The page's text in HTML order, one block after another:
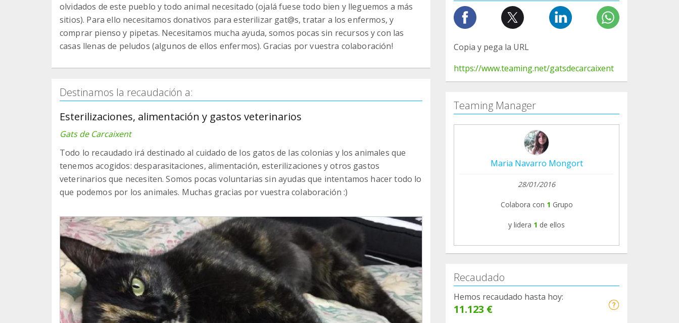
olvidados de este pueblo y todo animal necesitado (ojalá fuese todo bien y lleguemos a más
sitios). Para ello necesitamos donativos para esterilizar gat@s, tratar a los enfermos, y
comprar pienso y pipetas. Necesitamos mucha ayuda, somos pocas sin recursos y con las
casas llenas de peludos (algunos de ellos enfermos). Gracias por vuestra colaboración!
Destinamos la recaudación a:
Esterilizaciones, alimentación y gastos veterinarios
Gats de Carcaixent
Todo lo recaudado irá destinado al cuidado de los gatos de las colonias y los animales que
tenemos acogidos: desparasitaciones, alimentación, esterilizaciones y otros gastos
veterinarios que necesiten. Somos pocas voluntarias sin ayudas que intentamos hacer todo lo
que podemos por los animales. Muchas gracias por vuestra colaboración :)
Copia y pega la URL
https://www.teaming.net/gatsdecarcaixent
Teaming Manager
Maria Navarro Mongort
28/01/2016
Colabora con 1 Grupo
y lidera 1 de ellos
Recaudado
Hemos recaudado hasta hoy:
11.123 €